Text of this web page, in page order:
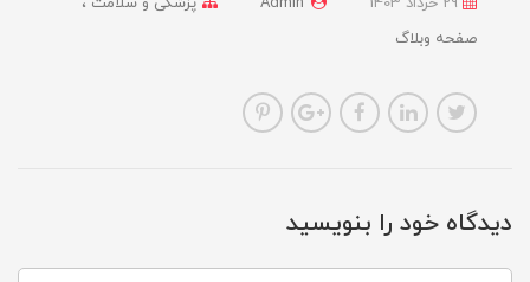
صفحه وبلاگ
دیدگاه خود را بنویسید